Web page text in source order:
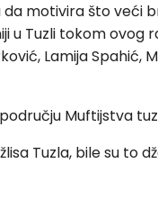
motivira što veći
u Tuzli tokom ovog
Lamija Spahić,
Muftijstva
Tuzla, bile su to